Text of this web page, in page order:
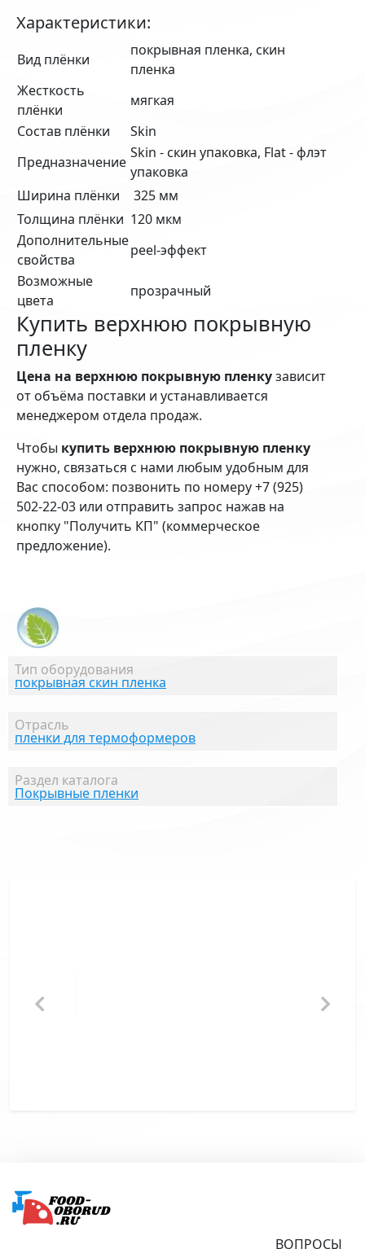
Тип оборудования
покрывная скин пленка
Отрасль
пленки для термоформеров
Раздел каталога
Покрывные пленки
Характеристики:
Вид плёнки
покрывная пленка, скин
пленка
Жесткость
плёнки
мягкая
Состав плёнки
Skin
Предназначение
Skin - скин упаковка, Flat - флэт
упаковка
Ширина плёнки
325 мм
Толщина плёнки 120 мкм
Дополнительные
свойства
peel-эффект
Возможные
цвета
прозрачный
Купить верхнюю покрывную
пленку
Цена на верхнюю покрывную пленкузависит
от объёма поставки и устанавливается
менеджером отдела продаж.
Чтобы купить верхнюю покрывную пленку
нужно, связаться с нами любым удобным для
Вас способом: позвонить по номеру +7 (925)
502-22-03 или отправить запрос нажав на
кнопку "Получить КП" (коммерческое
предложение).
ВОПРОСЫ